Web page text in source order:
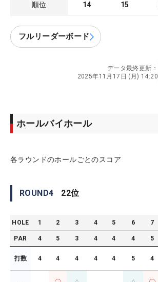
順位 14 15
フルリーダーボード
データ最終更新：
2025年11月17日 (月) 14:20
ホールバイホール
各ラウンドのホールごとのスコア
ROUND4 22位
HOLE 1 2 3 4 5 6 7
PAR 4 5 3 4 4 4 5
打数 4 4 4 4 4 5 4